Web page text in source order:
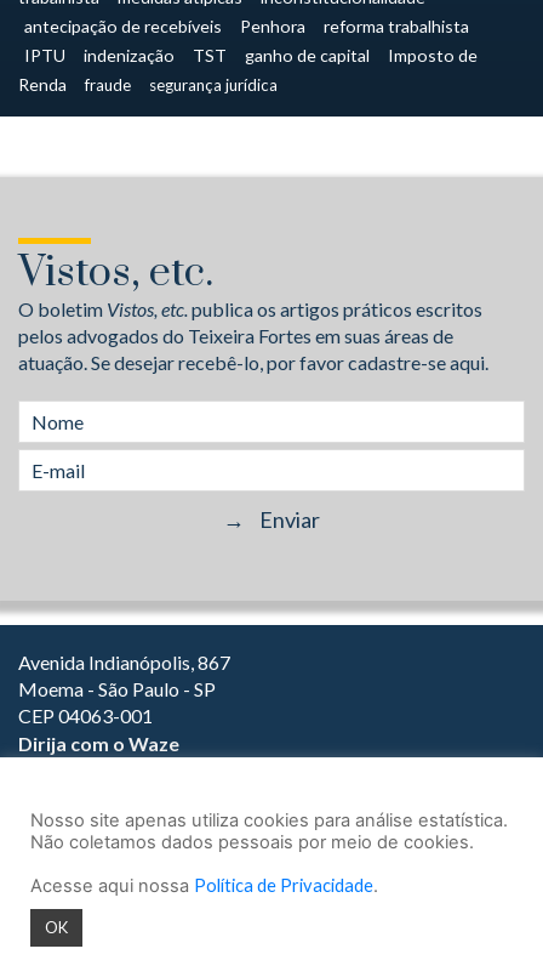
antecipação de recebíveis
Penhora
reforma trabalhista
IPTU
indenização TST ganho de capital
Imposto de
Renda
fraude segurança jurídica
Vistos, etc.
O boletim Vistos, etc.publica os artigos práticos escritos
pelos advogados do Teixeira Fortes em suas áreas de
atuação. Se desejar recebê-lo, por favor cadastre-se aqui.
Avenida Indianópolis, 867
Moema - São Paulo - SP
CEP 04063-001
Dirija com o Waze
(11) 3147-1800
© 2026.
Nosso site apenas utiliza cookies para análise estatística.
Não coletamos dados pessoais por meio de cookies.
Acesse aqui nossa Política de Privacidade.
OK